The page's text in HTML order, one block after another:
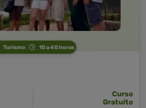
Turismo 10 a 40 horas
Curso
Gratuito